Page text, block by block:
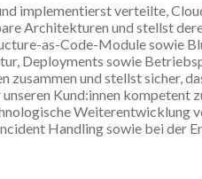
implementierst verteilte,
Architekturen und stellst
as-Code-Module sowie
Deployments sowie
zusammen und stellst sicher,
Kund:innen
Weiterentwicklung
Handling sowie bei der